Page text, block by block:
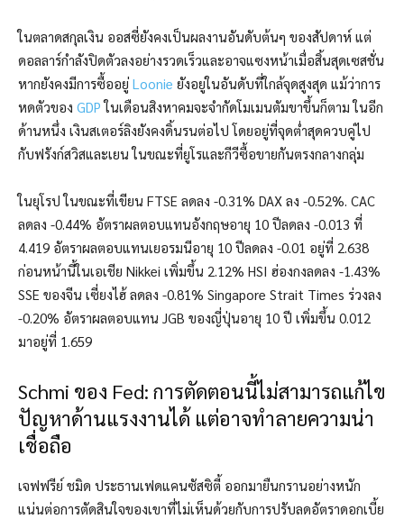
ในตลาดสกุลเงิน ออสซี่ยังคงเป็นผลงานอันดับต้นๆ ของสัปดาห์ แต่
ดอลลาร์กำลังปิดตัวลงอย่างรวดเร็วและอาจแซงหน้าเมื่อสิ้นสุดเซสชั่น
หากยังคงมีการซื้ออยู่ Loonie ยังอยู่ในอันดับที่ใกล้จุดสูงสุด แม้ว่าการ
หดตัวของ GDPในเดือนสิงหาคมจะจำกัดโมเมนตัมขาขึ้นก็ตาม ในอีก
ด้านหนึ่ง เงินสเตอร์ลิงยังคงดิ้นรนต่อไป โดยอยู่ที่จุดต่ำสุดควบคู่ไป
กับฟรังก์สวิสและเยน ในขณะที่ยูโรและกีวีซื้อขายกันตรงกลางกลุ่ม
ในยุโรป ในขณะที่เขียน FTSE ลดลง -0.31% DAX ลง -0.52%. CAC
ลดลง -0.44% อัตราผลตอบแทนอังกฤษอายุ 10 ปีลดลง -0.013 ที่
4.419 อัตราผลตอบแทนเยอรมนีอายุ 10 ปีลดลง -0.01 อยู่ที่ 2.638
ก่อนหน้านี้ในเอเชีย Nikkei เพิ่มขึ้น 2.12% HSI ฮ่องกงลดลง -1.43%
SSE ของจีน เซี่ยงไฮ้ ลดลง -0.81% Singapore Strait Times ร่วงลง
-0.20% อัตราผลตอบแทน JGB ของญี่ปุ่นอายุ 10 ปี เพิ่มขึ้น 0.012
มาอยู่ที่ 1.659
Schmi ของ Fed: การตัดตอนนี้ไม่สามารถแก้ไข
ปัญหาด้านแรงงานได้ แต่อาจทำลายความน่า
เชื่อถือ
เจฟฟรีย์ ชมิด ประธานเฟดแคนซัสซิตี้ ออกมายืนกรานอย่างหนัก
แน่นต่อการตัดสินใจของเขาที่ไม่เห็นด้วยกับการปรับลดอัตราดอกเบี้ย